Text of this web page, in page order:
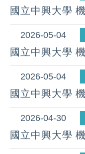
國立中興大學 機械
度 第6梯次遞
2026-05-04
國立中興大學 機械
度 第5梯次遞
2026-05-04
國立中興大學 機械
度 第4梯次遞
2026-04-30
國立中興大學 機械
度 第3梯次遞